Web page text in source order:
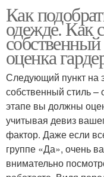
Как
одежде. Как
оценка
Следующий пункт на
собственный стиль
этапе вы должны
учитывая девиз
фактор. Даже если
группе «Да», очень
внимательно